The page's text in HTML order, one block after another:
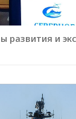
развития и